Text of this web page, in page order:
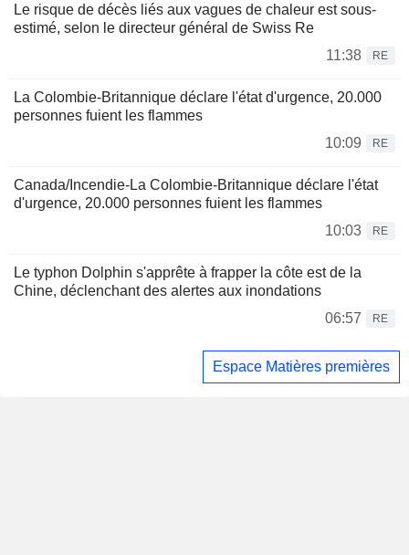
Le risque de décès liés aux vagues de chaleur est sous-
estimé, selon le directeur général de Swiss Re
11:38
RE
La Colombie-Britannique déclare l'état d'urgence, 20.000
personnes fuient les flammes
10:09
RE
Canada/Incendie-La Colombie-Britannique déclare l'état
d'urgence, 20.000 personnes fuient les flammes
10:03
RE
Le typhon Dolphin s'apprête à frapper la côte est de la
Chine, déclenchant des alertes aux inondations
06:57
RE
Espace Matières premières